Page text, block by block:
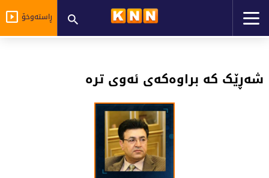
ڕاستەوخۆ
شەڕێک کە براوەکەی ئەوی ترە